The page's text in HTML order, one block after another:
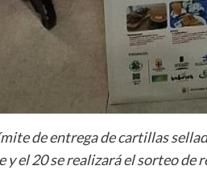
de entrega de cartillas
y el 20 se realizará el sorteo de